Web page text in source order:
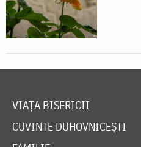
VIAȚA BISERICII
CUVINTE DUHOVNICEȘTI